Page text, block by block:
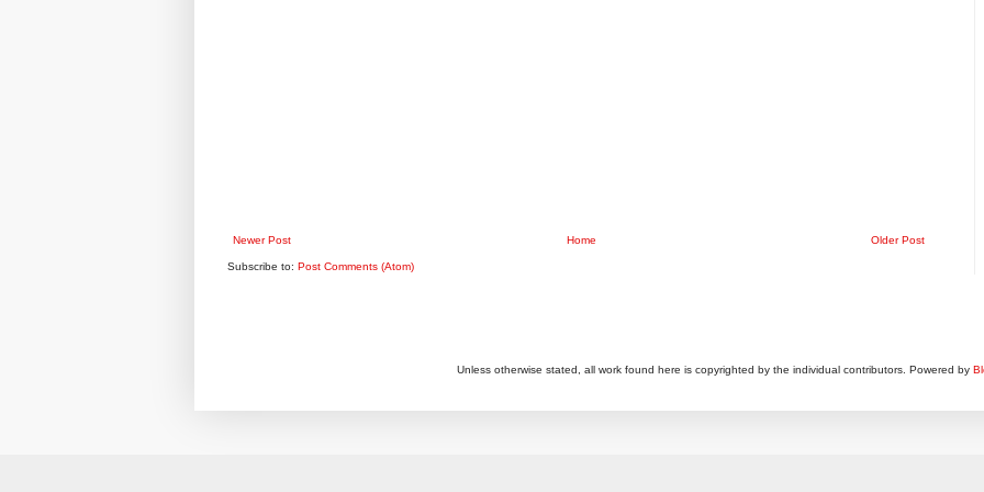
Newer Post Older Post
Home
Subscribe to: Post Comments (Atom)
Unless otherwise stated, all work found here is copyrighted by the individual contributors. Powered by